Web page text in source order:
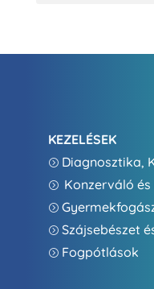
KEZELÉSEK
= Diagnosztika,
= Konzerváló
=
= Szájsebészet
= Fogpótlások